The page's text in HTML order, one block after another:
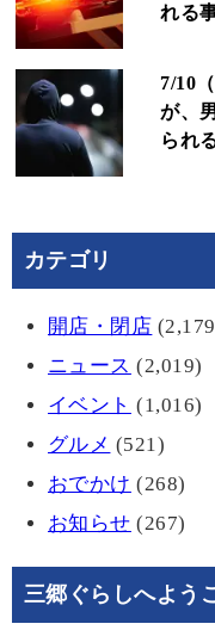
れる
7/10
が、
られ
カテゴリ
開店・閉店
ニュース (2,019)
イベント (1,016)
グルメ (521)
おでかけ (268)
お知らせ (267)
三郷ぐらしへよう